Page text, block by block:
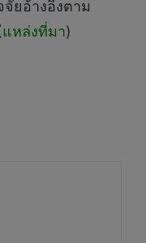
ยอ้างอิงตาม
แหล่งที่มา)